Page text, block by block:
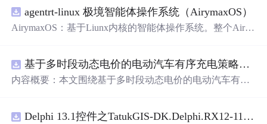
agentrt-linux 极境智能体操作系统（AirymaxOS）
AirymaxOS：基于Liunx内核的智能体操作系统。整个Airy
度更快，运行更稳定。
基于多时段动态电价的电动汽车有序充电策略优化（Matlab代码实现）
内容概要：本文围绕基于多时段动态电价的电动汽车有序
降低用户充电成本。文中系统设计了多时段电价模型，深Delphi 13.1控件之TatukGIS-DK.Delphi.RX12-116.1.42371.exe.zip